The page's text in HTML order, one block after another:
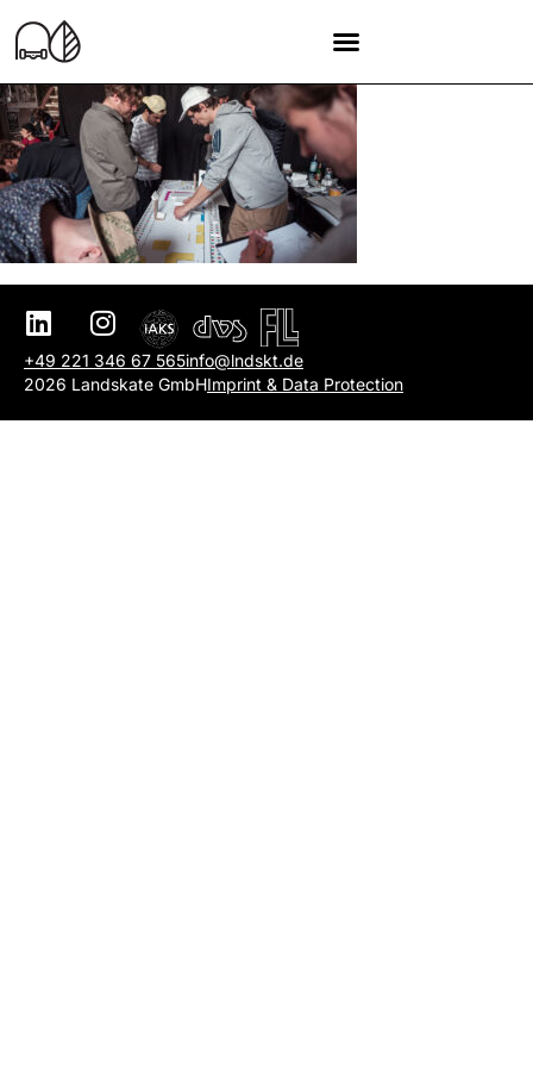
+49 221 346 67 565info@lndskt.de
2026 Landskate GmbHImprint & Data Protection